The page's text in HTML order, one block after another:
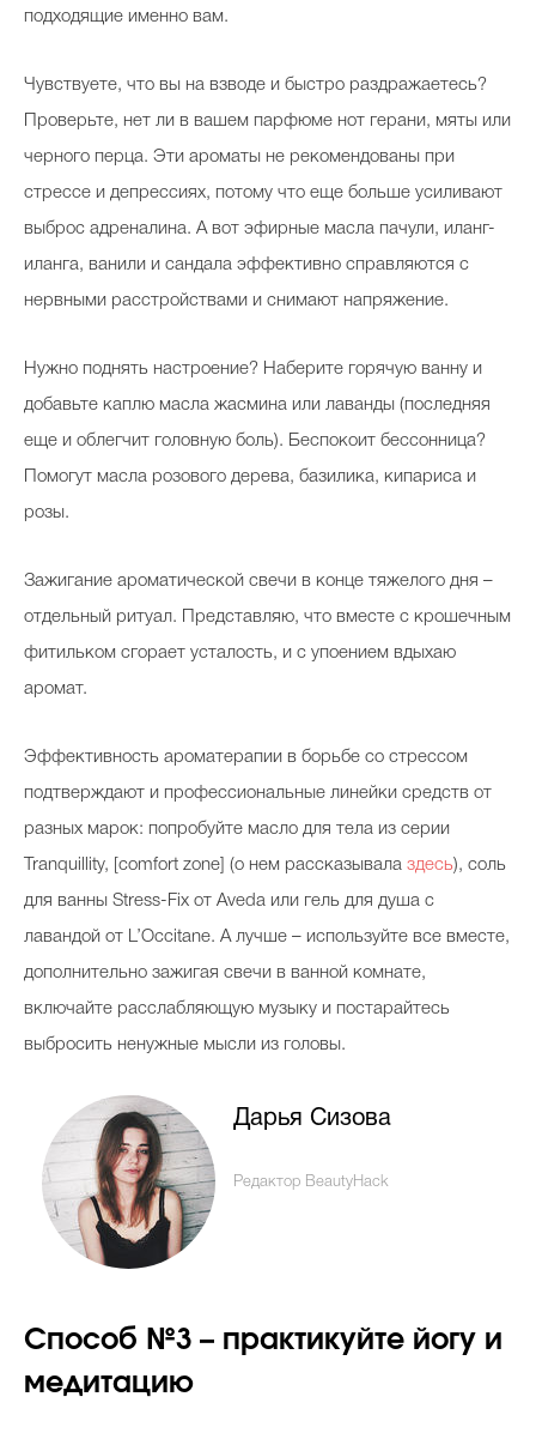
подходящие именно вам.
Чувствуете, что вы на взводе и быстро раздражаетесь?
Проверьте, нет ли в вашем парфюме нот герани, мяты или
черного перца. Эти ароматы не рекомендованы при
стрессе и депрессиях, потому что еще больше усиливают
выброс адреналина. А вот эфирные масла пачули, иланг-
иланга, ванили и сандала эффективно справляются с
нервными расстройствами и снимают напряжение.
Нужно поднять настроение? Наберите горячую ванну и
добавьте каплю масла жасмина или лаванды (последняя
еще и облегчит головную боль). Беспокоит бессонница?
Помогут масла розового дерева, базилика, кипариса и
розы.
Зажигание ароматической свечи в конце тяжелого дня –
отдельный ритуал. Представляю, что вместе с крошечным
фитильком сгорает усталость, и с упоением вдыхаю
аромат.
Эффективность ароматерапии в борьбе со стрессом
подтверждают и профессиональные линейки средств от
разных марок: попробуйте масло для тела из серии
Tranquillity, [comfort zone] (о нем рассказывала здесь), соль
для ванны Stress-Fix от Aveda или гель для душа с
лавандой от L’Occitane. А лучше – используйте все вместе,
дополнительно зажигая свечи в ванной комнате,
включайте расслабляющую музыку и постарайтесь
выбросить ненужные мысли из головы.
Дарья Сизова
Редактор BeautyHack
Способ №3 – практикуйте йогу и
медитацию